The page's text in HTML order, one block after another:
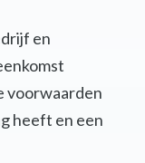
en
voorwaarden
heeft en een